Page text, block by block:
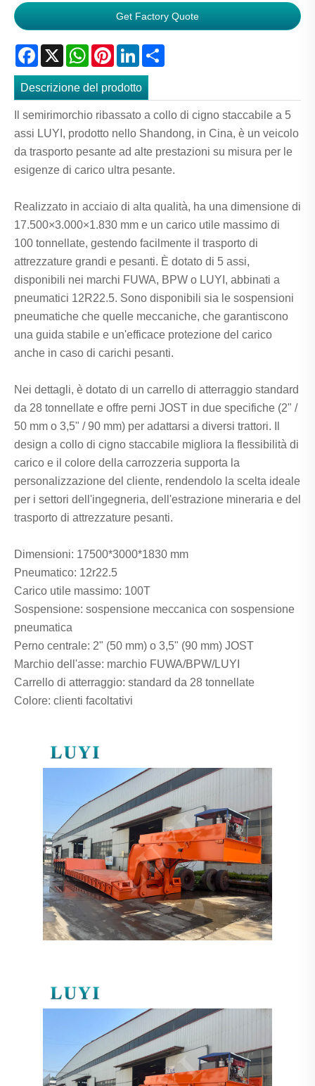
Get Factory Quote
Facebook
X WhatsApp
PinterestLinkedIn
Descrizione del prodotto
Il semirimorchio ribassato a collo di cigno staccabile a 5
assi LUYI, prodotto nello Shandong, in Cina, è un veicolo
da trasporto pesante ad alte prestazioni su misura per le
esigenze di carico ultra pesante.
Realizzato in acciaio di alta qualità, ha una dimensione di
17.500×3.000×1.830 mm e un carico utile massimo di
100 tonnellate, gestendo facilmente il trasporto di
attrezzature grandi e pesanti. È dotato di 5 assi,
disponibili nei marchi FUWA, BPW o LUYI, abbinati a
pneumatici 12R22.5. Sono disponibili sia le sospensioni
pneumatiche che quelle meccaniche, che garantiscono
una guida stabile e un'efficace protezione del carico
anche in caso di carichi pesanti.
Nei dettagli, è dotato di un carrello di atterraggio standard
da 28 tonnellate e offre perni JOST in due specifiche (2" /
50 mm o 3,5" / 90 mm) per adattarsi a diversi trattori. Il
design a collo di cigno staccabile migliora la flessibilità di
carico e il colore della carrozzeria supporta la
personalizzazione del cliente, rendendolo la scelta ideale
per i settori dell'ingegneria, dell'estrazione mineraria e del
trasporto di attrezzature pesanti.
Dimensioni: 17500*3000*1830 mm
Pneumatico: 12r22.5
Carico utile massimo: 100T
Sospensione: sospensione meccanica con sospensione
pneumatica
Perno centrale: 2" (50 mm) o 3,5" (90 mm) JOST
Marchio dell'asse: marchio FUWA/BPW/LUYI
Carrello di atterraggio: standard da 28 tonnellate
Colore: clienti facoltativi